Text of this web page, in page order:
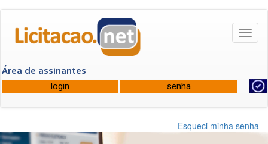
Área de assinantes
Esqueci minha senha